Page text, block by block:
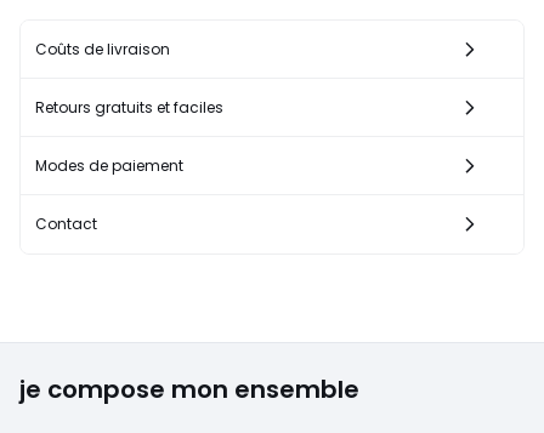
Coûts de livraison
Retours gratuits et faciles
Modes de paiement
Contact
je compose mon ensemble